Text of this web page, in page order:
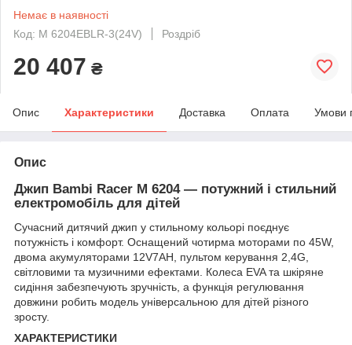
Немає в наявності
Код: M 6204EBLR-3(24V)
Роздріб
20 407 ₴
Опис Характеристики Доставка Оплата Умови
Опис
Джип Bambi Racer M 6204 — потужний і стильний
електромобіль для дітей
Сучасний дитячий джип у стильному кольорі поєднує
потужність і комфорт. Оснащений чотирма моторами по 45W,
двома акумуляторами 12V7AH, пультом керування 2,4G,
світловими та музичними ефектами. Колеса EVA та шкіряне
сидіння забезпечують зручність, а функція регулювання
довжини робить модель універсальною для дітей різного
зросту.
ХАРАКТЕРИСТИКИ